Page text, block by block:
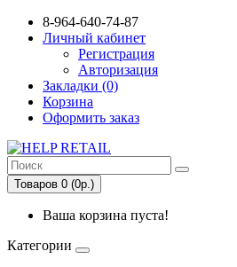
8-964-640-74-87
Личный кабинет
Регистрация
Авторизация
Закладки (0)
Корзина
Оформить заказ
Товаров 0 (0р.)
Ваша корзина пуста!
Категории